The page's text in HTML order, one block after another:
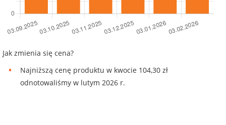
Jak zmienia się cena?
Najniższą cenę produktu w kwocie 104,30 zł
odnotowaliśmy w lutym 2026 r.